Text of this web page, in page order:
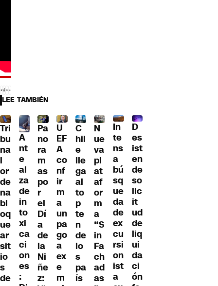
LEE TAMBIÉN
Tri
bu
na
l
or
de
na
bl
oq
ue
ar
sit
io
s
de
A
nt
e
al
za
de
in
to
xi
ca
ci
on
es
:
Pa
no
ra
m
as
po
r
el
Dí
a
de
la
Ni
ñe
z:
U
EF
A
co
nf
ir
m
a
un
pa
go
a
ex
e
m
C
hil
e
lle
ga
al
to
p
te
n
de
lo
s
pa
ís
N
ue
va
pl
at
af
or
m
a
“S
in
Fa
ch
ad
as
In
te
ns
a
bú
sq
ue
da
de
ex
cu
rsi
on
ist
a
D
es
ist
en
de
so
lic
it
ud
de
liq
ui
da
ci
ón